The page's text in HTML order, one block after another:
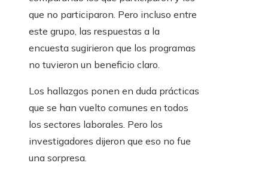
que no participaron. Pero incluso entre
este grupo, las respuestas a la
encuesta sugirieron que los programas
no tuvieron un beneficio claro.
Los hallazgos ponen en duda prácticas
que se han vuelto comunes en todos
los sectores laborales. Pero los
investigadores dijeron que eso no fue
una sorpresa.